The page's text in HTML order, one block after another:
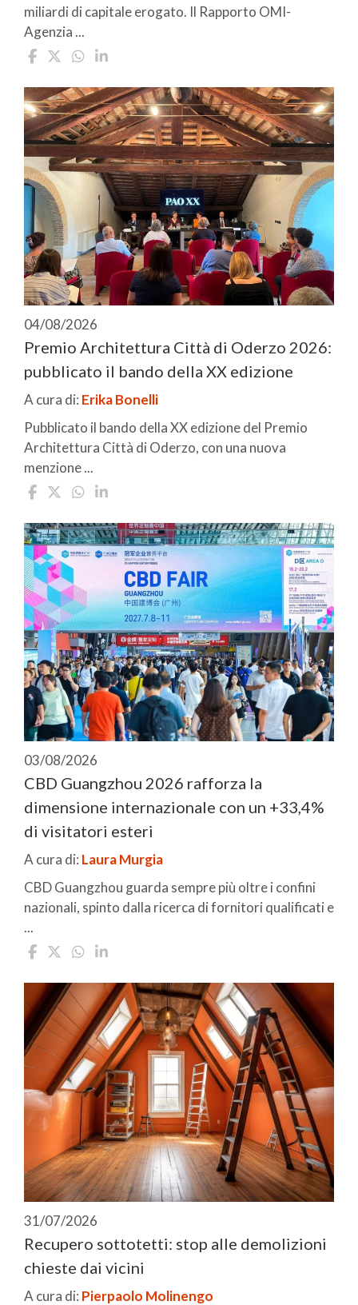
miliardi di capitale erogato. Il Rapporto OMI-
Agenzia ...
04/08/2026
Premio Architettura Città di Oderzo 2026:
pubblicato il bando della XX edizione
A cura di: Erika Bonelli
Pubblicato il bando della XX edizione del Premio
Architettura Città di Oderzo, con una nuova
menzione ...
03/08/2026
CBD Guangzhou 2026 rafforza la
dimensione internazionale con un +33,4%
di visitatori esteri
A cura di: Laura Murgia
CBD Guangzhou guarda sempre più oltre i confini
nazionali, spinto dalla ricerca di fornitori qualificati e
...
31/07/2026
Recupero sottotetti: stop alle demolizioni
chieste dai vicini
A cura di: Pierpaolo Molinengo